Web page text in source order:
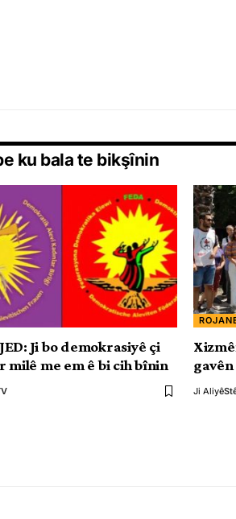
ku bala te bikşînin
Ji bo demokrasiyê çi
milê me em ê bi cih bînin
Ji Aliyê